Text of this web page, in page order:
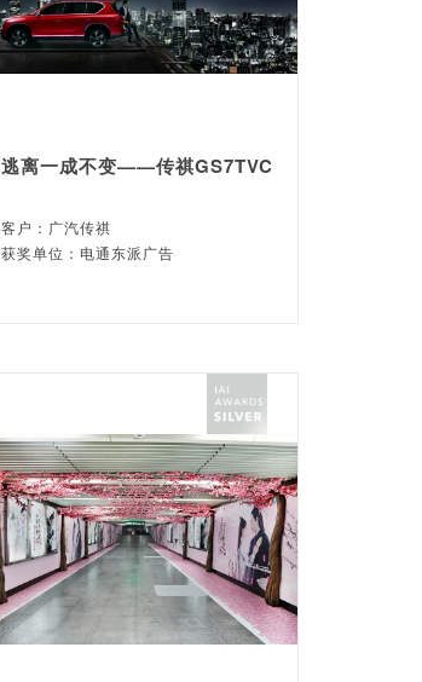
逃离一成不变——传祺GS7TVC
客户：广汽传祺
获奖单位：电通东派广告